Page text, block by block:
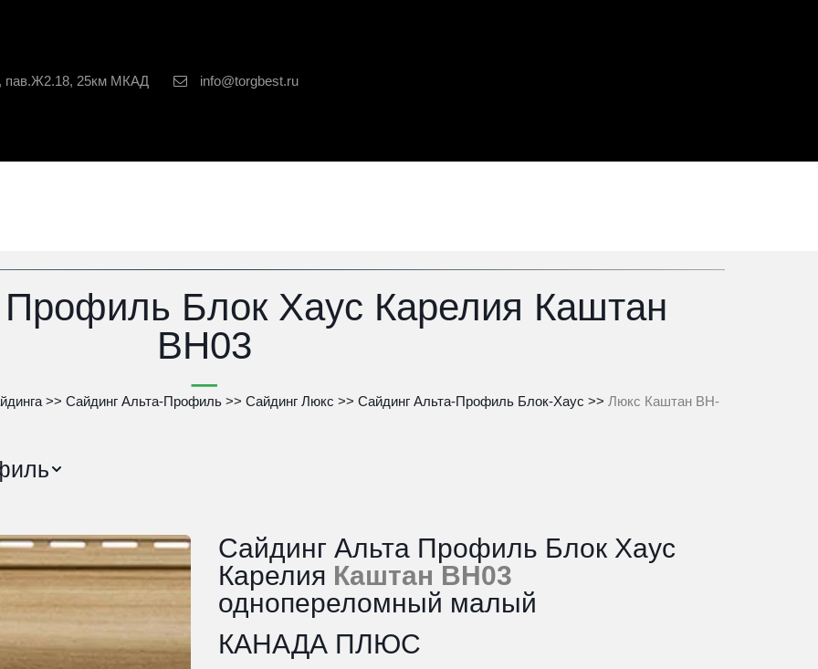
пав.Ж2.18, 25км МКАД info@torgbest.ru
Блок Хаус Карелия Каштан
BH03
>> Сайдинг Альта-Профиль >> Сайдинг Люкс >> Сайдинг Альта-Профиль Блок-Хаус >> Люкс Каштан BH-
Сайдинг Альта Профиль Блок Хаус
Карелия Каштан BH03
однопереломный малый
КАНАДА ПЛЮС